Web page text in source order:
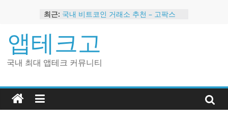
content
최근: 국내 비트코인 거래소 추천 – 고팍스
트
2024 강력히 추천하는 은행 멤버십 현
금 앱테크
해외 코인 거래소 추천 순위 BEST 2
앱테크고
국내 최대 앱테크 커뮤니티